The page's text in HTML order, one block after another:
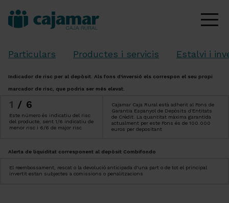
Particulars Productes i servicis Estalvi i
Indicador de risc per al depòsit. Als fons d'inversió els correspon el seu propi
marcador de risc, que podria ser més elevat.
1 /6
Este número és indicatiu del risc
del producte, sent 1/6 indicatiu de
menor risc i 6/6 de major risc
Cajamar Caja Rural està adherit al Fons de
Garantia Espanyol de Depòsits d'Entitats
de Crèdit. La quantitat màxima garantida
actualment per este Fons és de 100.000
euros per depositant
Alerta de liquiditat corresponent al depòsit Combifondo
El reembossament, rescat o la devolució anticipada d'una part o de tot el principal
invertit estan subjectes a comissions o penalitzacions